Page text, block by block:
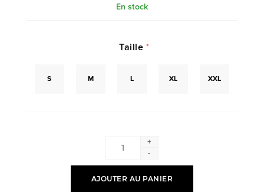
En stock
Taille *
S M L XL XXL
+
-
AJOUTER AU PANIER